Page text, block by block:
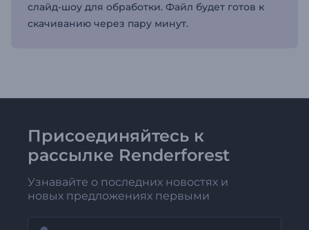
слайд-шоу для обработки. Файл будет готов к
скачиванию через пару минут.
Присоединяйтесь к
рассылке Renderforest
Узнавайте о последних новостях и
новых предложениях первыми